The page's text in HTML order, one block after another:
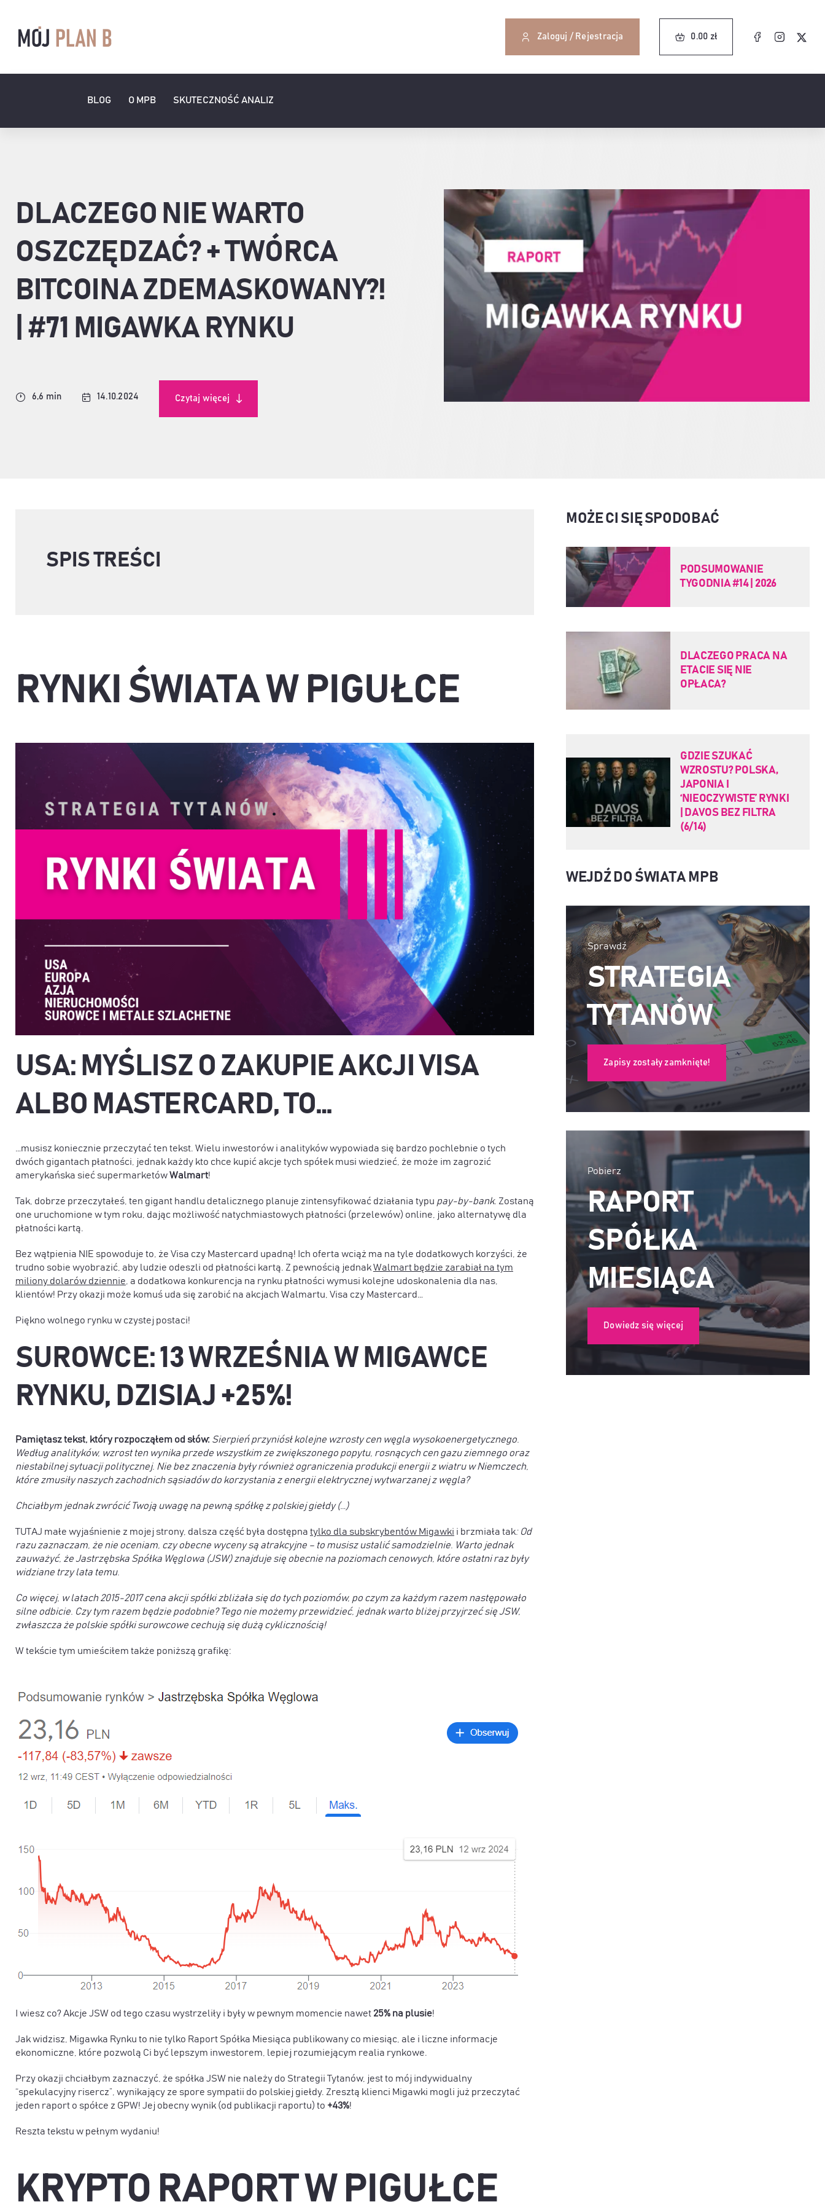
zawartości
Zaloguj / Rejestracja 0.00 zł
BLOG O MPB SKUTECZNOŚĆ ANALIZ
DLACZEGO NIE WARTO
OSZCZĘDZAĆ? + TWÓRCA
BITCOINA ZDEMASKOWANY?!
| #71 MIGAWKA RYNKU
6,6 min 14.10.2024 Czytaj więcej
SPIS TREŚCI
RYNKI ŚWIATA W PIGUŁCE
USA: MYŚLISZ O ZAKUPIE AKCJI VISA
ALBO MASTERCARD, TO…
…musisz koniecznie przeczytać ten tekst. Wielu inwestorów i analityków wypowiada się bardzo pochlebnie o tych
dwóch gigantach płatności, jednak każdy kto chce kupić akcje tych spółek musi wiedzieć, że może im zagrozić
amerykańska sieć supermarketówWalmart!
Tak, dobrze przeczytałeś, ten gigant handlu detalicznego planuje zintensyfikować działania typu pay-by-bank. Zostaną
one uruchomione w tym roku, dając możliwość natychmiastowych płatności (przelewów) online, jako alternatywę dla
płatności kartą.
Bez wątpienia NIE spowoduje to, że Visa czy Mastercard upadną! Ich oferta wciąż ma na tyle dodatkowych korzyści, że
trudno sobie wyobrazić, aby ludzie odeszli od płatności kartą. Z pewnością jednakWalmart będzie zarabiał na tym
miliony dolarów dziennie , a dodatkowa konkurencja na rynku płatności wymusi kolejne udoskonalenia dla nas,
klientów! Przy okazji może komuś uda się zarobić na akcjach Walmartu, Visa czy Mastercard…
Piękno wolnego rynku w czystej postaci!
SUROWCE: 13 WRZEŚNIA W MIGAWCE
RYNKU, DZISIAJ +25%!
Pamiętasz tekst, który rozpocząłem od słów: Sierpień przyniósł kolejne wzrosty cen węgla wysokoenergetycznego.
Według analityków, wzrost ten wynika przede wszystkim ze zwiększonego popytu, rosnących cen gazu ziemnego oraz
niestabilnej sytuacji politycznej. Nie bez znaczenia były również ograniczenia produkcji energii z wiatru w Niemczech,
które zmusiły naszych zachodnich sąsiadów do korzystania z energii elektrycznej wytwarzanej z węgla?
Chciałbym jednak zwrócić Twoją uwagę na pewną spółkę z polskiej giełdy (…)
TUTAJ małe wyjaśnienie z mojej strony, dalsza część była dostępna tylko dla subskrybentów Migawki i brzmiała tak: Od
razu zaznaczam, że nie oceniam, czy obecne wyceny są atrakcyjne – to musisz ustalić samodzielnie. Warto jednak
zauważyć, że Jastrzębska Spółka Węglowa (JSW) znajduje się obecnie na poziomach cenowych, które ostatni raz były
widziane trzy lata temu.
Co więcej, w latach 2015-2017 cena akcji spółki zbliżała się do tych poziomów, po czym za każdym razem następowało
silne odbicie. Czy tym razem będzie podobnie? Tego nie możemy przewidzieć, jednak warto bliżej przyjrzeć się JSW,
zwłaszcza że polskie spółki surowcowe cechują się dużą cyklicznością!
W tekście tym umieściłem także poniższą grafikę:
I wiesz co? Akcje JSW od tego czasu wystrzeliły i były w pewnym momencie nawet 25% na plusie!
Jak widzisz, Migawka Rynku to nie tylko Raport Spółka Miesiąca publikowany co miesiąc, ale i liczne informacje
ekonomiczne, które pozwolą Ci być lepszym inwestorem, lepiej rozumiejącym realia rynkowe.
Przy okazji chciałbym zaznaczyć, że spółka JSW nie należy do Strategii Tytanów, jest to mój indywidualny
“spekulacyjny risercz”, wynikający ze spore sympatii do polskiej giełdy. Zresztą klienci Migawki mogli już przeczytać
jeden raport o spółce z GPW! Jej obecny wynik (od publikacji raportu) to +43%!
Reszta tekstu w pełnym wydaniu!
KRYPTO RAPORT W PIGUŁCE
MOŻE CI SIĘ SPODOBAĆ
PODSUMOWANIE
TYGODNIA #14 | 2026
DLACZEGO PRACA NA
ETACIE SIĘ NIE
OPŁACA?
GDZIE SZUKAĆ
WZROSTU? POLSKA,
JAPONIA I
‘NIEOCZYWISTE’ RYNKI
| DAVOS BEZ FILTRA
(6/14)
WEJDŹ DO ŚWIATA MPB
Sprawdź
STRATEGIA
TYTANÓW
Zapisy zostały zamknięte!
Pobierz
RAPORT
SPÓŁKA
MIESIĄCA
Dowiedz się więcej